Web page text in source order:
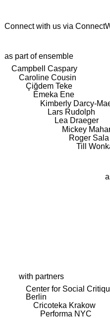
Connect with us via
as part of ensemble
Campbell Caspary
Caroline Cousin
Çiğdem Teke
Emeka Ene
Kimberly Darcy-
Lars Rudolph
Lea Draeger
Mickey
Roger
Till
with partners
Center for Social
Berlin
Cricoteka Krakow
Performa NYC